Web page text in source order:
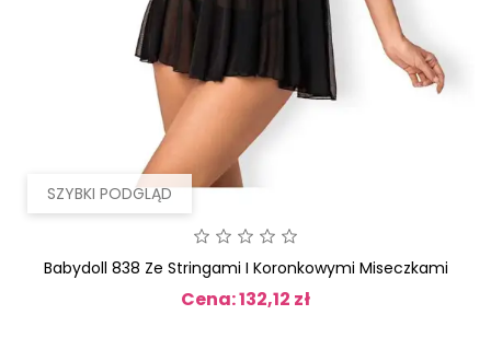
SZYBKI PODGLĄD
Babydoll 838 Ze Stringami I Koronkowymi Miseczkami
Cena: 132,12 zł